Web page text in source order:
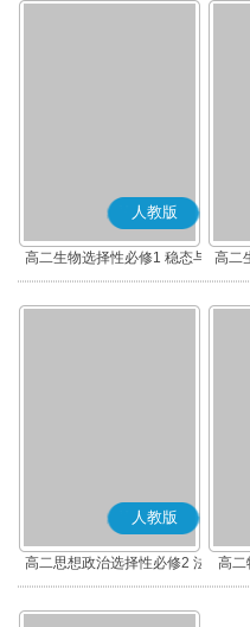
人教版
高二生物选择性必修1 稳态与
调节
高二
人教版
高二思想政治选择性必修2 法
律与生活(部编版)
高二